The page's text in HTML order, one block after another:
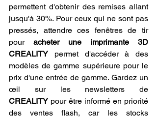
permettent d'obtenir des remises allant
jusqu'à 30%. Pour ceux qui ne sont pas
pressés, attendre ces fenêtres de tir
pour acheter une imprimante 3D
CREALITY permet d'accéder à des
modèles de gamme supérieure pour le
prix d'une entrée de gamme. Gardez un
CREALITY pour être informé en priorité
des ventes flash, car les stocks